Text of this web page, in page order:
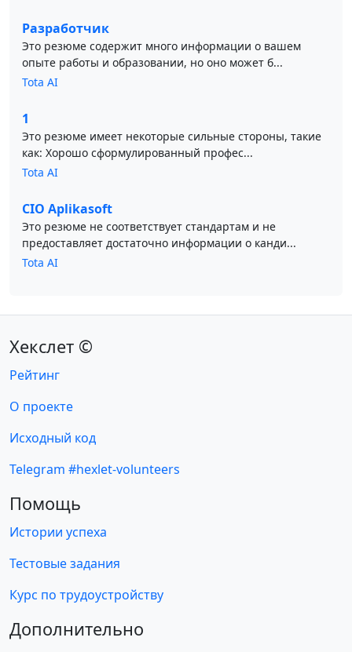
Разработчик
Это резюме содержит много информации о вашем
опыте работы и образовании, но оно может б...
Tota AI
1
Это резюме имеет некоторые сильные стороны, такие
как: Хорошо сформулированный профес...
Tota AI
CIO Aplikasoft
Это резюме не соответствует стандартам и не
предоставляет достаточно информации о канди...
Tota AI
Хекслет ©
Рейтинг
О проекте
Исходный код
Telegram #hexlet-volunteers
Помощь
Истории успеха
Тестовые задания
Курс по трудоустройству
Дополнительно